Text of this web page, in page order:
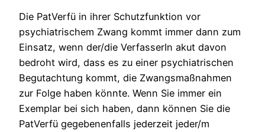
Die PatVerfü in ihrer Schutzfunktion vor
psychiatrischem Zwang kommt immer dann zum
Einsatz, wenn der/die VerfasserIn akut davon
bedroht wird, dass es zu einer psychiatrischen
Begutachtung kommt, die Zwangsmaßnahmen
zur Folge haben könnte. Wenn Sie immer ein
Exemplar bei sich haben, dann können Sie die
PatVerfü gegebenenfalls jederzeit jeder/m